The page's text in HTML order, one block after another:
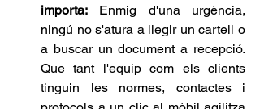
importa: Enmig d'una urgència,
ningú no s'atura a llegir un cartell o
a buscar un document a recepció.
Que tant l'equip com els clients
tinguin les normes, contactes i